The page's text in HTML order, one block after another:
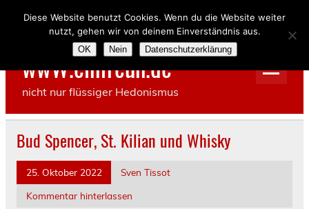
wwW.einfreun.de
nicht nur flüssiger Hedonismus
Bud Spencer, St. Kilian und Whisky
25. Oktober 2022
Sven Tissot
Kommentar hinterlassen
Diese Website benutzt Cookies. Wenn du die Website weiter
nutzt, gehen wir von deinem Einverständnis aus.
OK Nein Datenschutzerklärung